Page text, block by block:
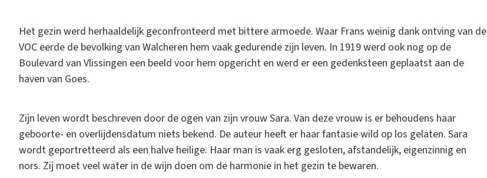
Het gezin werd herhaaldelijk geconfronteerd met bittere armoede. Waar Frans weinig dank ontving van de
VOC eerde de bevolking van Walcheren hem vaak gedurende zijn leven. In 1919 werd ook nog op de
Boulevard van Vlissingen een beeld voor hem opgericht en werd er een gedenksteen geplaatst aan de
haven van Goes.
Zijn leven wordt beschreven door de ogen van zijn vrouw Sara. Van deze vrouw is er behoudens haar
geboorte- en overlijdensdatum niets bekend. De auteur heeft er haar fantasie wild op los gelaten. Sara
wordt geportretteerd als een halve heilige. Haar man is vaak erg gesloten, afstandelijk, eigenzinnig en
nors. Zij moet veel water in de wijn doen om de harmonie in het gezin te bewaren.